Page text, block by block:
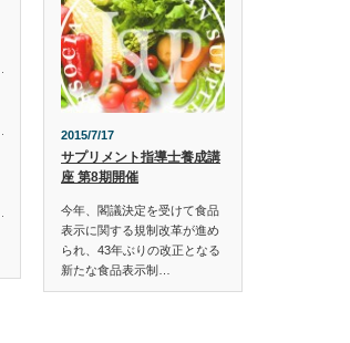
2015/7/17
サプリメント指導士養成講
座 第8期開催
今年、閣議決定を受けて食品
表示に関する規制改革が進め
られ、43年ぶりの改正となる
新たな食品表示制…